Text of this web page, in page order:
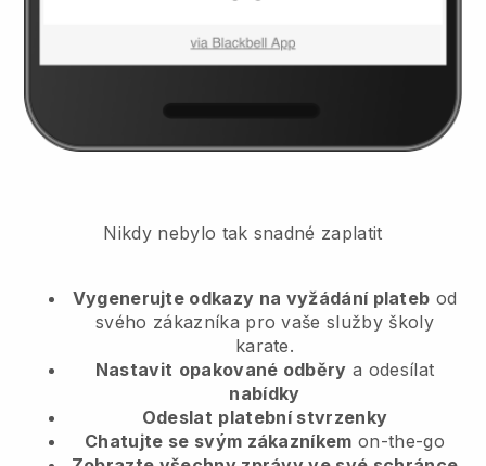
Nikdy nebylo tak snadné zaplatit
Vygenerujte odkazy na vyžádání plateb od
svého zákazníka pro vaše služby školy
karate.
Nastavit opakované odběry a odesílat
nabídky
Odeslat platební stvrzenky
Chatujte se svým zákazníkem on-the-go